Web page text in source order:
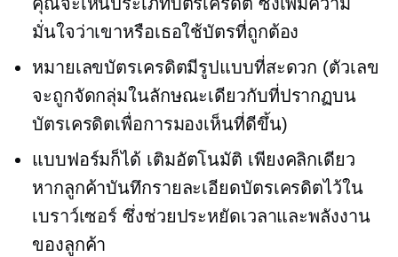
มั่นใจว่าเขาหรือเธอใช้บัตรที่ถูกต้อง
หมายเลขบัตรเครดิตมีรูปแบบที่สะดวก (ตัวเลข
จะถูกจัดกลุ่มในลักษณะเดียวกับที่ปรากฏบน
บัตรเครดิตเพื่อการมองเห็นที่ดีขึ้น)
แบบฟอร์มก็ได้ เติมอัตโนมัติ เพียงคลิกเดียว
หากลูกค้าบันทึกรายละเอียดบัตรเครดิตไว้ใน
เบราว์เซอร์ ซึ่งช่วยประหยัดเวลาและพลังงาน
ของลูกค้า